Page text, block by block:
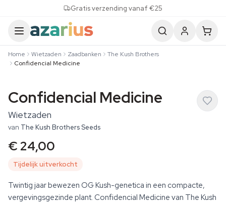
Gratis verzending vanaf €25
Home Wietzaden Zaadbanken
The Kush Brothers
Confidencial Medicine
Confidencial Medicine
Wietzaden
van The Kush Brothers Seeds
€ 24,00
Tijdelijk uitverkocht
Twintig jaar bewezen OG Kush-genetica in een compacte,
vergevingsgezinde plant. Confidencial Medicine van The Kush